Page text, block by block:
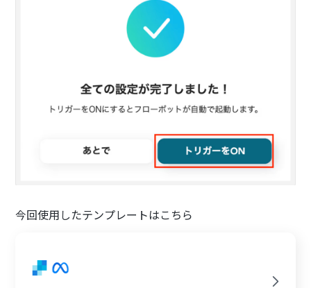
今回使用したテンプレートはこちら